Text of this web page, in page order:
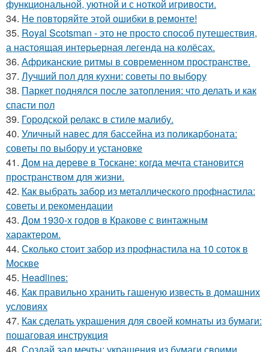
функциональной, уютной и с ноткой игривости.
34. Не повторяйте этой ошибки в ремонте!
35. Royal Scotsman - это не просто способ путешествия,
а настоящая интерьерная легенда на колёсах.
36. Африканские ритмы в современном пространстве.
37. Лучший пол для кухни: советы по выбору
38. Паркет поднялся после затопления: что делать и как
спасти пол
39. Городской релакс в стиле малибу.
40. Уличный навес для бассейна из поликарбоната:
советы по выбору и установке
41. Дом на дереве в Тоскане: когда мечта становится
пространством для жизни.
42. Как выбрать забор из металлического профнастила:
советы и рекомендации
43. Дом 1930-х годов в Кракове с винтажным
характером.
44. Сколько стоит забор из профнастила на 10 соток в
Москве
45. Headlines:
46. Как правильно хранить гашеную известь в домашних
условиях
47. Как сделать украшения для своей комнаты из бумаги:
пошаговая инструкция